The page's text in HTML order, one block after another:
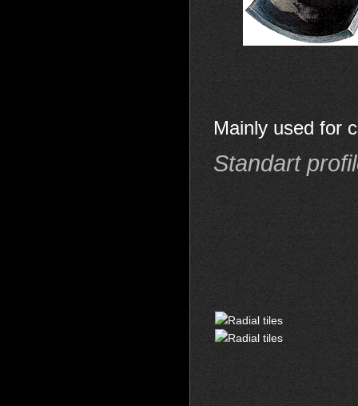
Mainly used for
Standart